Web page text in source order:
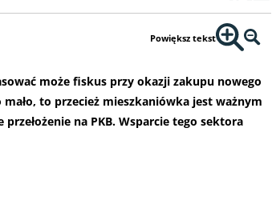
Powiększ tekst
może fiskus przy okazji zakupu nowego
to przecież mieszkaniówka jest ważnym
na PKB. Wsparcie tego sektora